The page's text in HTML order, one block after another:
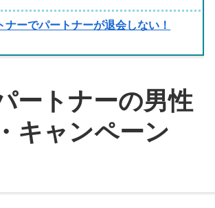
ーでパートナーが退会しない！
ートナーの男性
キャンペーン